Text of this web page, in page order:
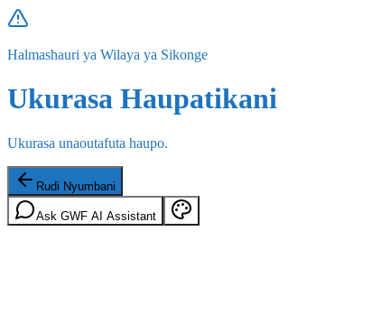
Halmashauri ya Wilaya ya Sikonge
Ukurasa Haupatikani
Ukurasa unaoutafuta haupo.
Rudi Nyumbani
Ask GWF AI Assistant